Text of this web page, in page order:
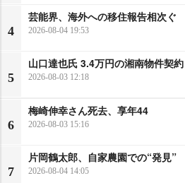
4
芸能界、海外への移住報告相次ぐ
2026-08-04 19:53
5
山口達也氏 3.4万円の湘南物件契約
2026-08-03 12:18
6
梅崎伸幸さん死去、享年44
2026-08-03 15:16
7
片岡鶴太郎、自家農園での“発見”
2026-08-04 14:05